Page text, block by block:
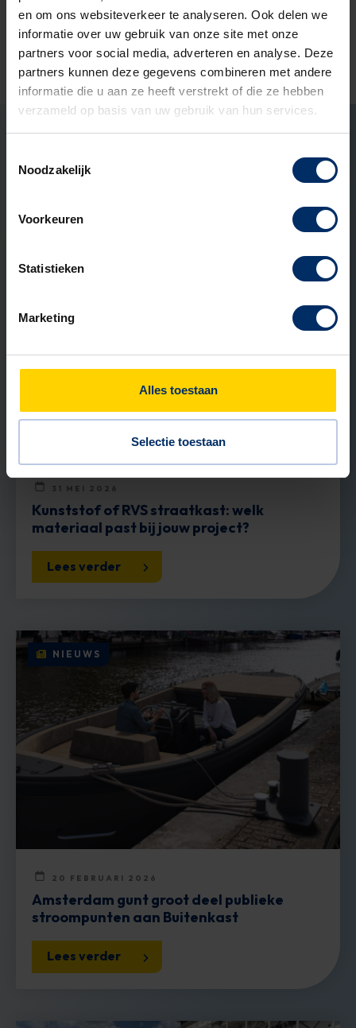
en om ons websiteverkeer te analyseren. Ook delen we
informatie over uw gebruik van onze site met onze
partners voor social media, adverteren en analyse. Deze
partners kunnen deze gegevens combineren met andere
informatie die u aan ze heeft verstrekt of die ze hebben
verzameld op basis van uw gebruik van hun services.
Noodzakelijk
Voorkeuren
Statistieken
Marketing
Alles toestaan
Selectie toestaan
Ook zo’n mooi project met
ons aangaan?
Kunststof of RVS straatkast: welk
materiaal past bij jouw project?
31 MEI 2026
Lees verder
ADVIES
Amsterdam gunt groot deel publieke
stroompunten aan Buitenkast
20 FEBRUARI 2026
Lees verder
NIEUWS